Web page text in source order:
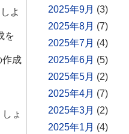
よ
を
成
ょ
2025年9月 (3)
2025年8月 (7)
2025年7月 (4)
2025年6月 (5)
2025年5月 (2)
2025年4月 (7)
2025年3月 (2)
2025年1月 (4)